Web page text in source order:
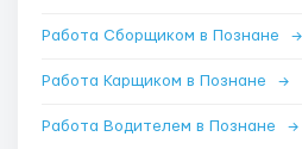
Работа Сборщиком в Познане →
Работа Карщиком в Познане →
Работа Водителем в Познане →